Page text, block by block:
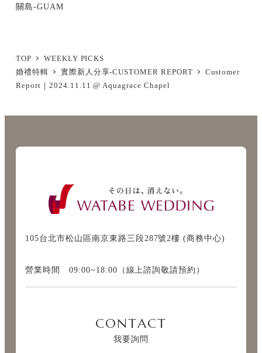
關島-GUAM
TOP
WEEKLY PICKS
婚禮特輯
實際新人分享-CUSTOMER REPORT
Customer
Report｜2024.11.11 @ Aquagrace Chapel
105台北市松山區南京東路三段287號2樓 (商務中心)
營業時間 09:00~18:00（線上諮詢敬請預約）
CONTACT
我要詢問